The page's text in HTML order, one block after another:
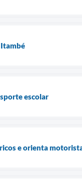
escolar
e orienta